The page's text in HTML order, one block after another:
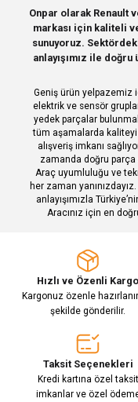
Ürün resmi kalitesiz,
Ürün açıklamasında
Ürün bilgilerinde
Ürün fiyatı diğer
Bu ürüne benzer farklı
Onpar olarak Renault
markası için kaliteli
sunuyoruz.
anlayışımız ile
Geniş ürün yelpazemiz
elektrik ve sensör
yedek parçalar
tüm aşamalarda
alışveriş imkanı
zamanda doğru
Araç uyumluluğu ve
her zaman
anlayışımızla
Aracınız için en
Hızlı ve Özenli Kargo
Kargonuz özenle hazırlanır
şekilde gönderilir.
Taksit Seçenekleri
Kredi kartına özel taksit
imkanlar ve özel